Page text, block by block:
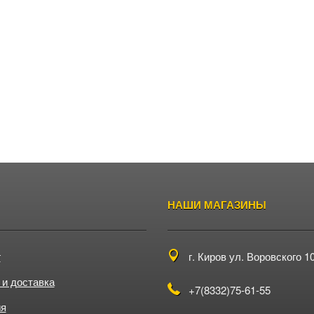
доставка
НАШИ МАГАЗИНЫ
г. Кировул. Воровского
+7(8332)75-61-55